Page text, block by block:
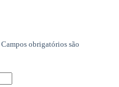
Campos obrigatórios são